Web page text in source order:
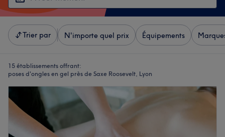
Trier par N'importe quel prix Équipements
15 établissements offrant:
poses d'ongles en gel près de Saxe Roosevelt, Lyon